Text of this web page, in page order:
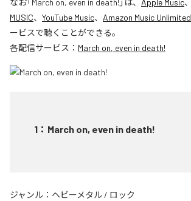
なお「March on, even in death! 」は、 Apple Music、
MUSIC、 YouTube Music、 Amazon Music Unlimited
ービスで聴くことができる。
各配信サービス： March on, even in death!
1 ： March on, even in death!
ジャンル： ヘビーメタル / ロック